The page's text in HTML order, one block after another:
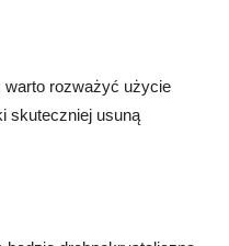
warto rozważyć użycie
skuteczniej usuną